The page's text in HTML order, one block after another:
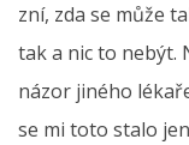
zní, zda se může
tak a nic to nebýt.
názor jiného
se mi toto stalo